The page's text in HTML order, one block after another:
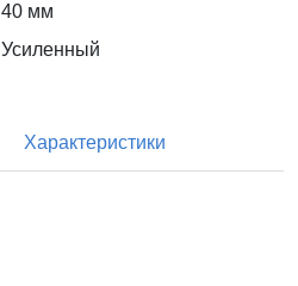
40 мм
Усиленный
Характеристики